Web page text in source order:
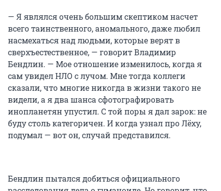
— Я являлся очень большим скептиком насчет
всего таинственного, аномального, даже любил
насмехаться над людьми, которые верят в
сверхъестественное, — говорит Владимир
Бендлин. — Мое отношение изменилось, когда я
сам увидел НЛО с лучом. Мне тогда коллеги
сказали, что многие никогда в жизни такого не
видели, а я два шанса сфотографировать
инопланетян упустил. С той поры я дал зарок: не
буду столь категоричен. И когда узнал про Лёху,
подумал — вот он, случай представился.
Бендлин пытался добиться официального